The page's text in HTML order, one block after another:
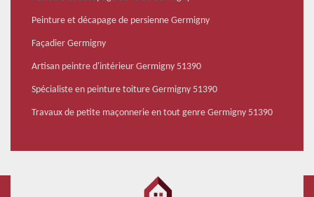
Peinture et décapage de persienne Germigny
Façadier Germigny
Artisan peintre d'intérieur Germigny 51390
Spécialiste en peinture toiture Germigny 51390
Travaux de petite maçonnerie en tout genre Germigny 51390